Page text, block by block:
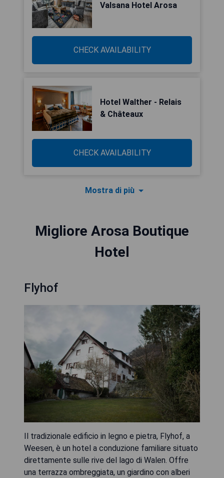
Valsana Hotel Arosa
CHECK AVAILABILITY
Hotel Walther - Relais
& Châteaux
CHECK AVAILABILITY
Mostra di più
Migliore Arosa Boutique
Hotel
Flyhof
Il tradizionale edificio in legno e pietra, Flyhof, a
Weesen, è un hotel a conduzione familiare situato
direttamente sulle rive del lago di Walen. Offre
una terrazza ombreggiata, un giardino con alberi